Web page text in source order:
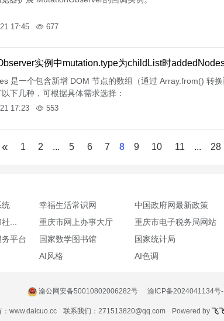
17:45 677
实例中mutation.type为childList时
是一个包含新增 DOM 节点的数组（通过 Array.from() 转
下几种，可根据具体需求选择：
17:23 553
« 1 2 ... 5 6 7 8 9 10 11 ... 28
统 幸福生活常识网 中国政府网最新政策
... 重庆市网上办事大厅 重庆市电子税务局网站
平台 国家数学图书馆 国家统计局
AI风格 AI色调
渝公网安备50010802006282号 渝ICP备2024041134号
：www.daicuo.cc 联系我们：271513820@qq.com Powered by 飞